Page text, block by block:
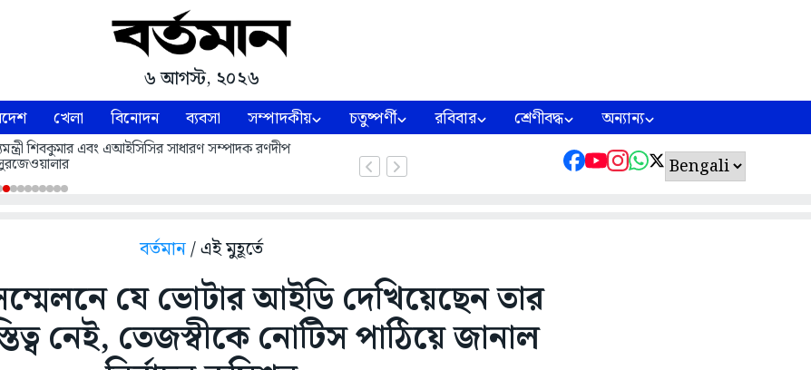
৬ আগস্ট, ২০২৬
খেলা বিনোদন ব্যবসা সম্পাদকীয় চতুষ্পর্ণী রবিবার শ্রেণীবদ্ধ অন্যান্য
শিবকুমার এবং এআইসিসির সাধারণ সম্পাদক রণদীপ
বর্তমান/ এই মুহূর্তে
যে ভোটার আইডি দেখিয়েছেন তার
নেই, তেজস্বীকে নোটিস পাঠিয়ে জানাল